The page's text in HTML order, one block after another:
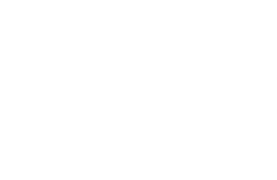
uma localização privilegiada, cercado
e postos de combustível, além de